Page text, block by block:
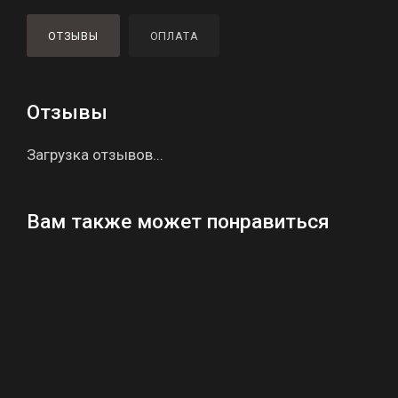
ОТЗЫВЫ ОПЛАТА
Отзывы
Загрузка отзывов...
Вам также может понравиться